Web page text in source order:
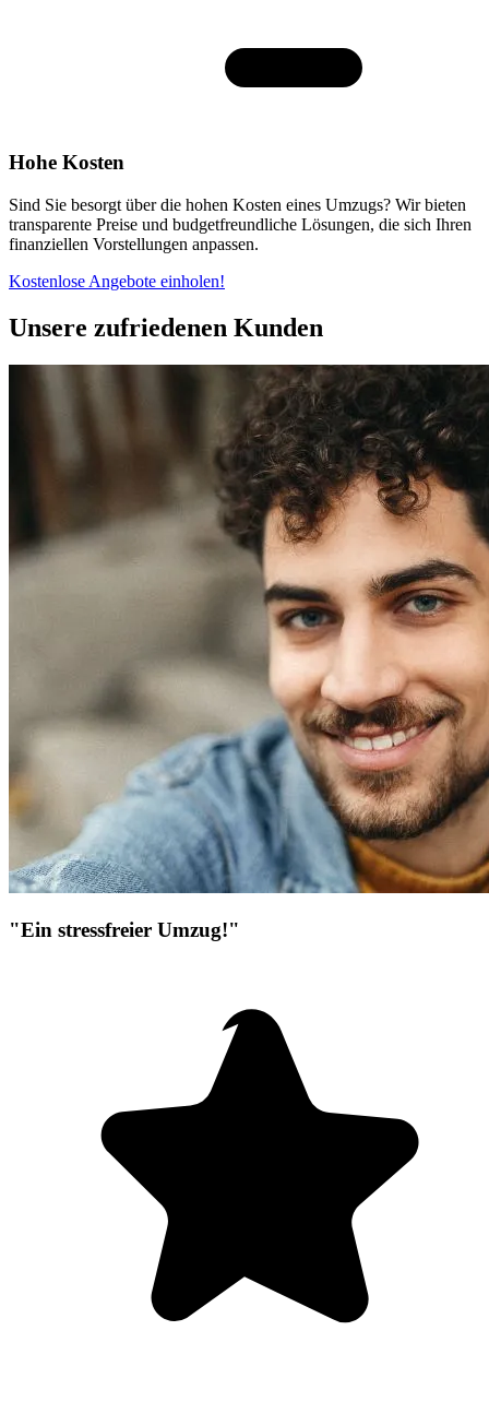
Hohe Kosten
Sind Sie besorgt über die hohen Kosten eines Umzugs? Wir bieten
transparente Preise und budgetfreundliche Lösungen, die sich Ihren
finanziellen Vorstellungen anpassen.
Kostenlose Angebote einholen!
Unsere zufriedenen Kunden
"Ein stressfreier Umzug!"